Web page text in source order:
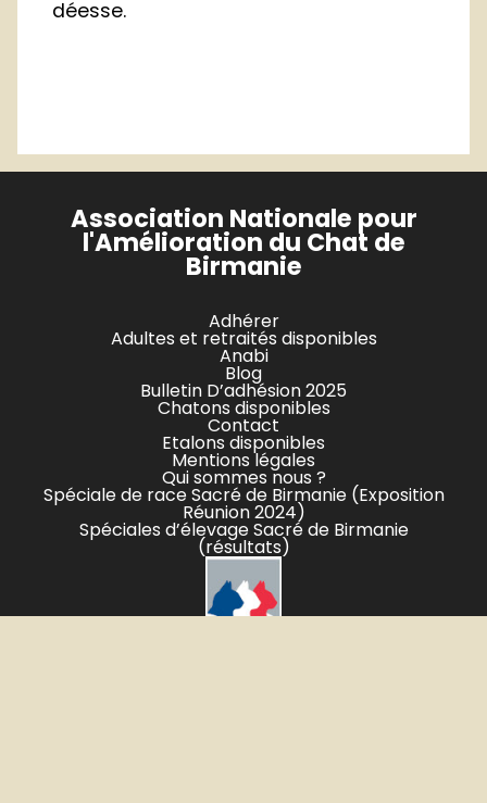
déesse.
Association Nationale pour
l'Amélioration du Chat de
Birmanie
Adhérer
Adultes et retraités disponibles
Anabi
Blog
Bulletin D’adhésion 2025
Chatons disponibles
Contact
Etalons disponibles
Mentions légales
Qui sommes nous ?
Spéciale de race Sacré de Birmanie (Exposition
Réunion 2024)
Spéciales d’élevage Sacré de Birmanie
(résultats)